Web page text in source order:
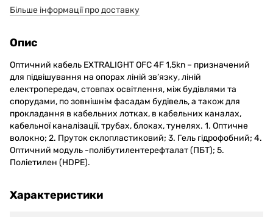
Більше інформації про доставку
Опис
Оптичний кабель EXTRALIGHT OFC 4F 1,5kn – призначений
для підвішування на опорах ліній зв’язку, ліній
електропередач, стовпах освітлення, між будівлями та
спорудами, по зовнішнім фасадам будівель, а також для
прокладання в кабельних лотках, в кабельних каналах,
кабельної каналізації, трубах, блоках, тунелях. 1. Оптичне
волокно; 2. Пруток склопластиковий; 3. Гель гідрофобний; 4.
Оптичний модуль -полібутилентерефталат (ПБТ); 5.
Поліетилен (HDPE).
Характеристики